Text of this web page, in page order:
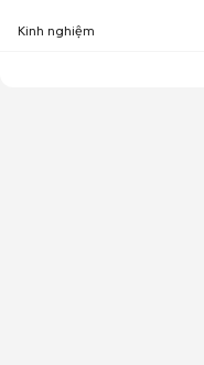
Kinh nghiệm